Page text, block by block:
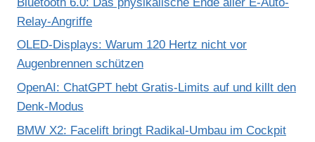
Relay-Angriffe
OLED-Displays: Warum 120 Hertz nicht vor
Augenbrennen schützen
OpenAI: ChatGPT hebt Gratis-Limits auf und killt den
Denk-Modus
BMW X2: Facelift bringt Radikal-Umbau im Cockpit